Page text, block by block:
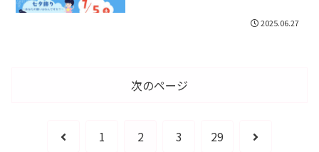
2025.06.27
次のページ
前
1 2 3 29
次